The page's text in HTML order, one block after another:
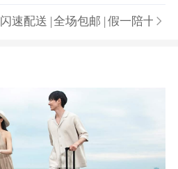
闪速配送 |全场包邮 | 假一陪十